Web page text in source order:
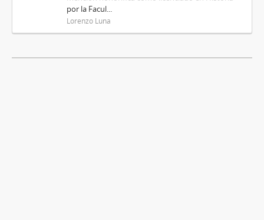
por la Facul...
Lorenzo Luna